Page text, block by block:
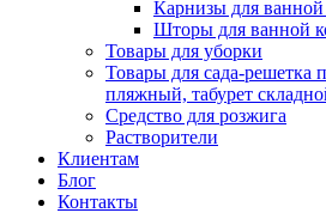
Карнизы для
Шторы для ванной
Товары для уборки
Товары для сада-решетка
пляжный, табурет
Средство для розжига
Растворители
Клиентам
Блог
Контакты